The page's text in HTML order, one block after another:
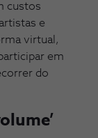
custos
e
virtual,
em
do